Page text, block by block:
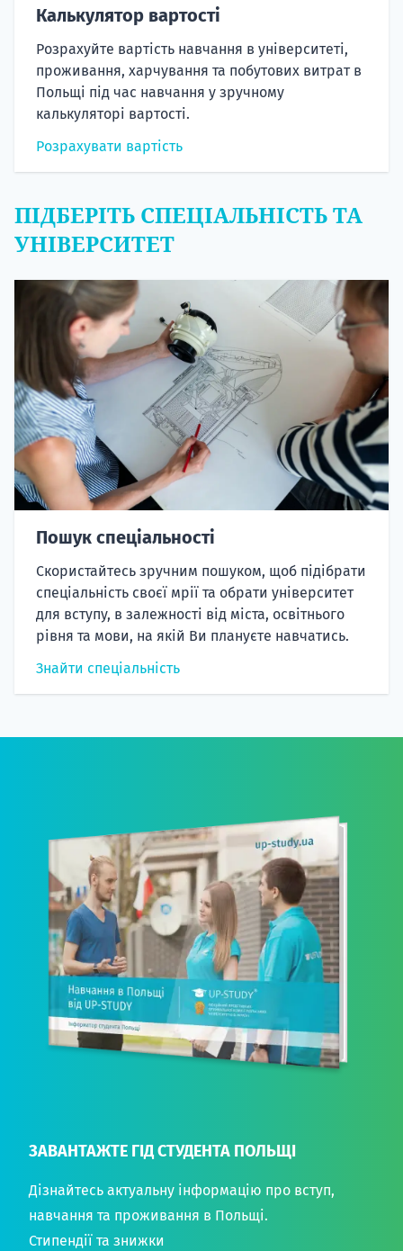
Калькулятор вартості
Розрахуйте вартість навчання в університеті,
проживання, харчування та побутових витрат в
Польщі під час навчання у зручному
калькуляторі вартості.
Розрахувати вартість
ПІДБЕРІТЬ СПЕЦІАЛЬНІСТЬ ТА
УНІВЕРСИТЕТ
Пошук спеціальності
Скористайтесь зручним пошуком, щоб підібрати
спеціальність своєї мрії та обрати університет
для вступу, в залежності від міста, освітнього
рівня та мови, на якій Ви плануєте навчатись.
Знайти спеціальність
ЗАВАНТАЖТЕ ГІД СТУДЕНТА ПОЛЬЩІ
Дізнайтесь актуальну інформацію про вступ,
навчання та проживання в Польщі.
Стипендії та знижки